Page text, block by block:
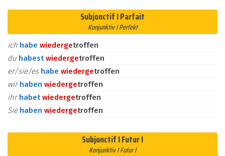
Subjonctif I Parfait
Konjunktiv I Perfekt
ich habe wiedergetroffen
du habestwiedergetroffen
er/sie/es habe wiedergetroffen
wirhaben wiedergetroffen
ihrhabetwiedergetroffen
Sie haben wiedergetroffen
Subjonctif I Futur I
Konjunktiv I Futur I